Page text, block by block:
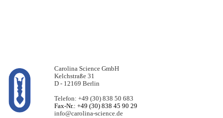
Carolina Science GmbH
Kelchstraße 31
D - 12169 Berlin
Telefon: +49 (30) 838 50 683
Fax-Nr.: +49 (30) 838 45 90 29
info@carolina-science.de